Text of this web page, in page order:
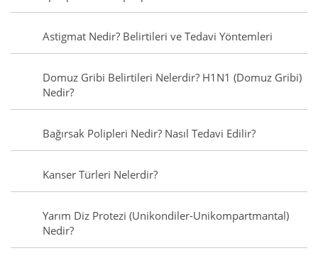
Astigmat Nedir? Belirtileri ve Tedavi Yöntemleri
Domuz Gribi Belirtileri Nelerdir? H1N1 (Domuz Gribi)
Nedir?
Bağırsak Polipleri Nedir? Nasıl Tedavi Edilir?
Kanser Türleri Nelerdir?
Yarım Diz Protezi (Unikondiler-Unikompartmantal)
Nedir?